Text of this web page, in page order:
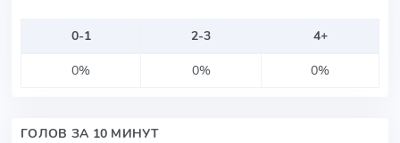
0-1 2-3
4+
0%
0% 0%
ГОЛОВ ЗА 10 МИНУТ